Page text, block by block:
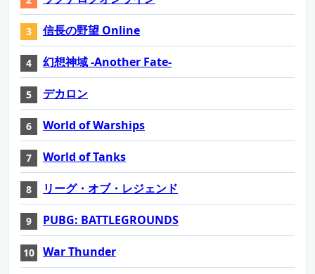
信長の野望 Online
幻想神域 -Another Fate-
デカロン
World of Warships
World of Tanks
リーグ・オブ・レジェンド
PUBG: BATTLEGROUNDS
War Thunder